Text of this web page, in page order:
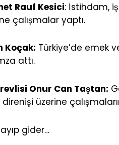
Rauf Kesici: İstihdam,
çalışmalar yaptı.
Koçak: Türkiye’de emek
attı.
Onur Can Taştan:
üzerine
gider…